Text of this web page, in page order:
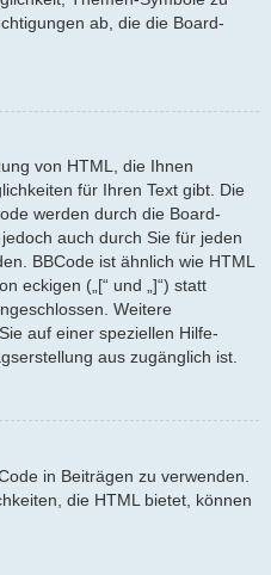
ab, die die Board-
von HTML, die Ihnen
für Ihren Text gibt. Die
werden durch die Board-
auch durch Sie für jeden
BBCode ist ähnlich wie HTML
eckigen („[“ und „]“) statt
Weitere
auf einer speziellen Hilfe-
aus zugänglich ist.
in Beiträgen zu verwenden.
die HTML bietet, können